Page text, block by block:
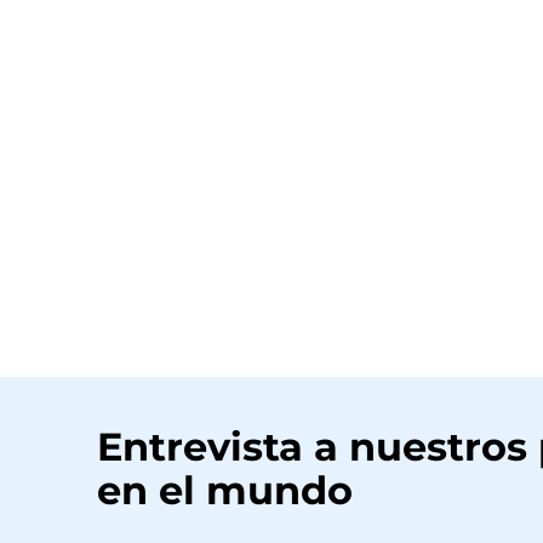
Entrevista a nuestros
en el mundo